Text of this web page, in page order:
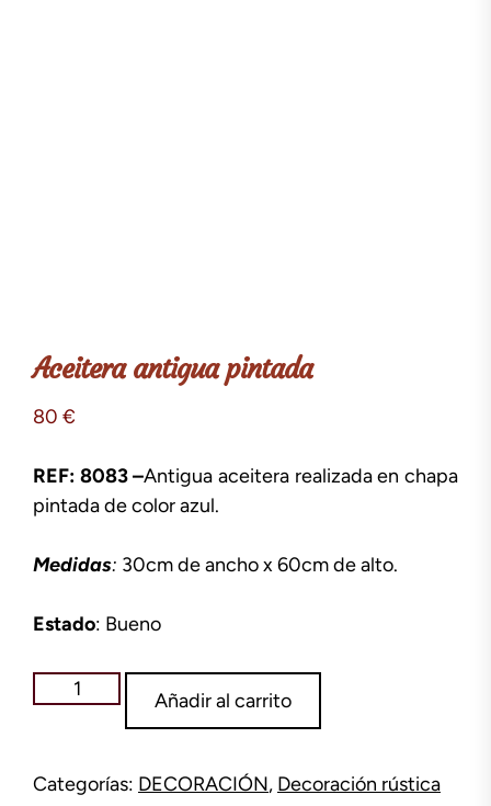
Aceitera antigua pintada
80 €
REF: 8083 –Antigua aceitera realizada en chapa
pintada de color azul.
Medidas: 30cm de ancho x 60cm de alto.
Estado: Bueno
Aceitera
antigua
Añadir al carrito
Categorías: DECORACIÓN, Decoración rústica